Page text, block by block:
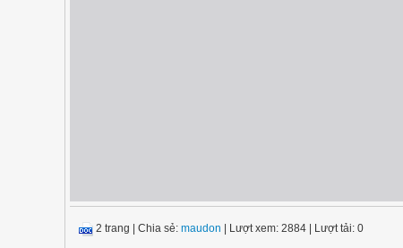
2 trang Chia sẻ: maudon | Lượt xem: 2884 | Lượt tải: 0